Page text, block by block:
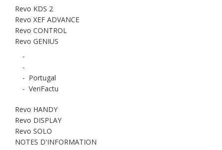
Revo KDS 2
Revo XEF ADVANCE
Revo CONTROL
Revo GENIUS
-
-
- Portugal
- VeriFactu
Revo HANDY
Revo DISPLAY
Revo SOLO
NOTES D'INFORMATION